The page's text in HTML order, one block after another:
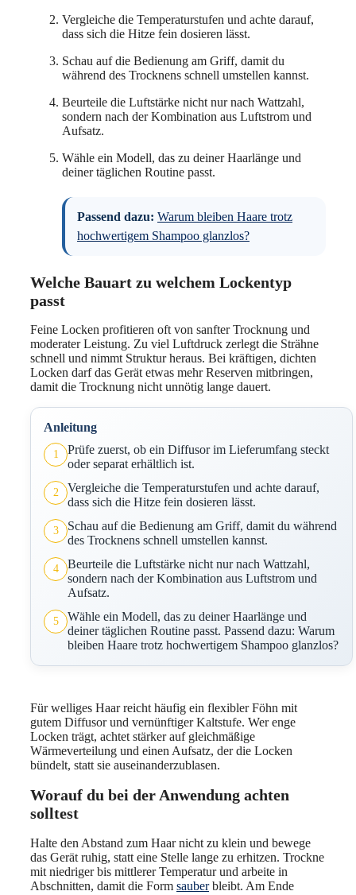
Vergleiche die Temperaturstufen und achte darauf,
dass sich die Hitze fein dosieren lässt.
Schau auf die Bedienung am Griff, damit du
während des Trocknens schnell umstellen kannst.
Beurteile die Luftstärke nicht nur nach Wattzahl,
sondern nach der Kombination aus Luftstrom und
Aufsatz.
Wähle ein Modell, das zu deiner Haarlänge und
deiner täglichen Routine passt.
Passend dazu: Warum bleiben Haare trotz
hochwertigem Shampoo glanzlos?
Welche Bauart zu welchem Lockentyp
passt
Feine Locken profitieren oft von sanfter Trocknung und
moderater Leistung. Zu viel Luftdruck zerlegt die Strähne
schnell und nimmt Struktur heraus. Bei kräftigen, dichten
Locken darf das Gerät etwas mehr Reserven mitbringen,
damit die Trocknung nicht unnötig lange dauert.
Anleitung
1
Prüfe zuerst, ob ein Diffusor im Lieferumfang steckt
oder separat erhältlich ist.
2
Vergleiche die Temperaturstufen und achte darauf,
dass sich die Hitze fein dosieren lässt.
3
Schau auf die Bedienung am Griff, damit du während
des Trocknens schnell umstellen kannst.
4
Beurteile die Luftstärke nicht nur nach Wattzahl,
sondern nach der Kombination aus Luftstrom und
Aufsatz.
5
Wähle ein Modell, das zu deiner Haarlänge und
deiner täglichen Routine passt. Passend dazu: Warum
bleiben Haare trotz hochwertigem Shampoo glanzlos?
Für welliges Haar reicht häufig ein flexibler Föhn mit
gutem Diffusor und vernünftiger Kaltstufe. Wer enge
Locken trägt, achtet stärker auf gleichmäßige
Wärmeverteilung und einen Aufsatz, der die Locken
bündelt, statt sie auseinanderzublasen.
Worauf du bei der Anwendung achten
solltest
Halte den Abstand zum Haar nicht zu klein und bewege
das Gerät ruhig, statt eine Stelle lange zu erhitzen. Trockne
mit niedriger bis mittlerer Temperatur und arbeite in
Abschnitten, damit die Form sauberbleibt. Am Ende